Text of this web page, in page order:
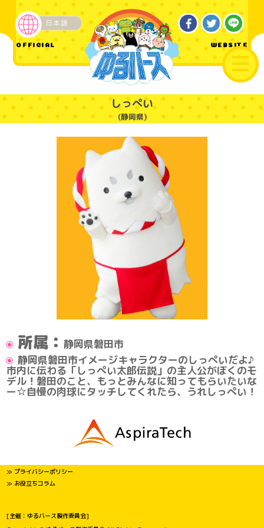
OFFICIAL WEBSITE
日本語
ご当地
しっぺい
(静岡県)
所属： 静岡県磐田市
静岡県磐田市イメージキャラクターのしっぺいだよ♪
市内に伝わる「しっぺい太郎伝説」の主人公がぼくのモ
デル！磐田のこと、もっとみんなに知ってもらいたいな
ー☆自慢の肉球にタッチしてくれたら、うれしっぺい！
≫ プライバシーポリシー
≫ お役立ちコラム
[主催：ゆるバース製作委員会]